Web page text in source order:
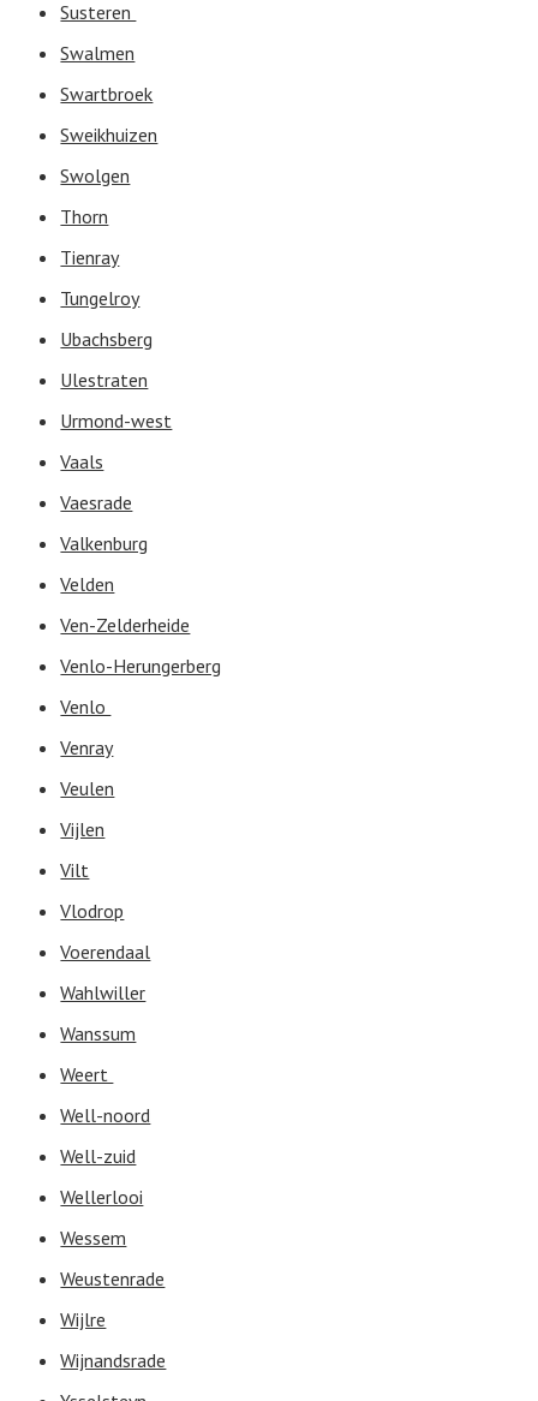
Susteren
Swalmen
Swartbroek
Sweikhuizen
Swolgen
Thorn
Tienray
Tungelroy
Ubachsberg
Ulestraten
Urmond-west
Vaals
Vaesrade
Valkenburg
Velden
Ven-Zelderheide
Venlo-Herungerberg
Venlo
Venray
Veulen
Vijlen
Vilt
Vlodrop
Voerendaal
Wahlwiller
Wanssum
Weert
Well-noord
Well-zuid
Wellerlooi
Wessem
Weustenrade
Wijlre
Wijnandsrade